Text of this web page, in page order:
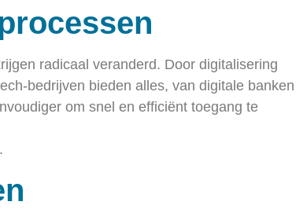
radicaal veranderd. Door digitalisering
bedrijven bieden alles, van digitale banken
om snel en efficiënt toegang te